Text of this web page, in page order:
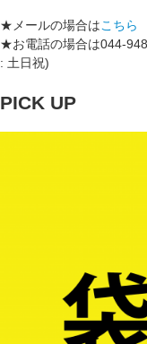
★メールの場合はこちら
★お電話の場合は044-
: 土日祝)
PICK UP